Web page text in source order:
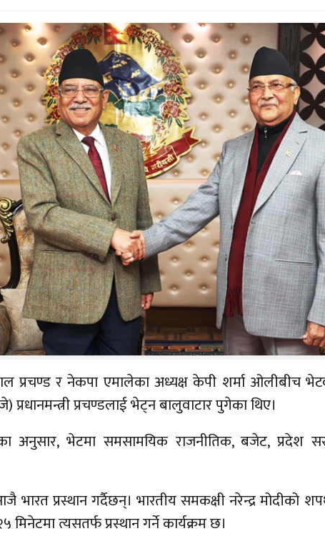
प्रचण्ड र नेकपा एमालेका अध्यक्ष केपी शर्मा ओलीबीच
प्रचण्डलाई भेट्न बालुवाटार पुगेका थिए।
अनुसार, भेटमा समसामयिक राजनीतिक, बजेट, प्रदेश
आजै भारत प्रस्थान गर्दैछन्। भारतीय समकक्षी नरेन्द्र मोदीको
त्यसतर्फ प्रस्थान गर्ने कार्यक्रम छ।